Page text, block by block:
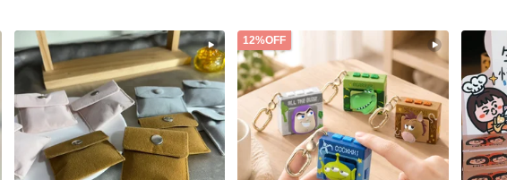
12%OFF